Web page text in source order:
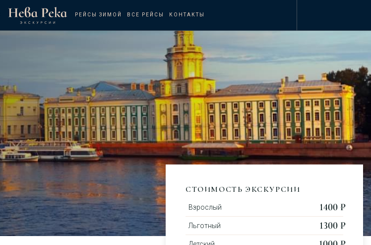
РЕЙСЫ ЗИМОЙ ВСЕ РЕЙСЫ КОНТАКТЫ
СТОИМОСТЬ ЭКСКУРСИИ
Взрослый 1400 ₽
Льготный 1300 ₽